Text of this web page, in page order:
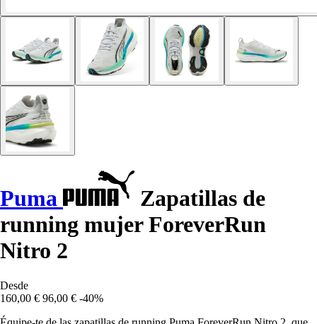
Puma
Zapatillas de
running mujer ForeverRun
Nitro 2
Desde
160,00 € 96,00 € -40%